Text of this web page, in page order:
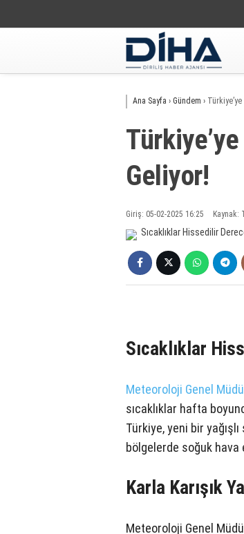
Ana Sayfa › Gündem ›
Geliyor!
Giriş: 05-02-2025 16:25 Kaynak:
Sıcaklıklar
Meteoroloji Genel
sıcaklıklar hafta
Türkiye, yeni bir
bölgelerde soğuk hava
Karla Karışık
Meteoroloji Genel